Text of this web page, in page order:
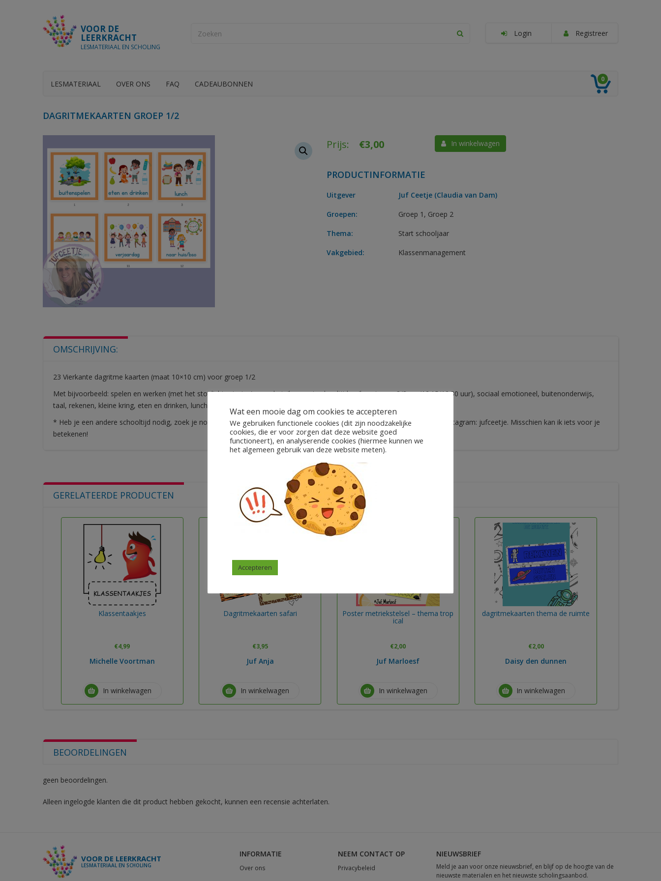
VOOR DE
LEERKRACHT
LESMATERIAAL EN SCHOLING
Login Registreer
LESMATERIAAL OVER ONS FAQ CADEAUBONNEN
0
DAGRITMEKAARTEN GROEP 1/2
Prijs: €3,00 In winkelwagen
PRODUCTINFORMATIE
Uitgever Juf Ceetje (Claudia van Dam)
Groepen: Groep 1 , Groep 2
Thema: Start schooljaar
Vakgebied: Klassenmanagement
OMSCHRIJVING:
23 Vierkante dagritme kaarten (maat 10×10 cm) voor groep 1/2
Met bijvoorbeeld: spelen en werken (met het stoplicht principe), naar huis/bso met schooltijden (kwart voor 3/3 uur/12.15/12.30 uur), sociaal emotioneel, buitenonderwijs,
taal, rekenen, kleine kring, eten en drinken, lunch en nog meer!
* Heb je een andere schooltijd nodig, zoek je nog een dagritmekaart die hier niet tussen staat? Neem even contact op via Instagram: jufceetje. Misschien kan ik iets voor je
betekenen!
GERELATEERDE PRODUCTEN
Klassentaakjes
€4,99
Michelle Voortman
In winkelwagen
Dagritmekaarten safari
€3,95
Juf Anja
In winkelwagen
Poster metriekstelsel – thema trop
ical
€2,00
Juf Marloesf
In winkelwagen
dagritmekaarten thema de ruimte
€2,00
Daisy den dunnen
In winkelwagen
BEOORDELINGEN
geen beoordelingen.
Alleen ingelogde klanten die dit product hebben gekocht, kunnen een recensie achterlaten.
VOOR DE LEERKRACHT
LESMATERIAAL EN SCHOLING
INFORMATIE
Over ons
NEEM CONTACT OP
Privacybeleid
NIEUWSBRIEF
Meld je aan voor onze nieuwsbrief, en blijf op de hoogte van de
nieuwste materialen en het nieuwste scholingsaanbod.
Wat een mooie dag om cookies te accepteren
We gebruiken functionele cookies (dit zijn noodzakelijke
cookies, die er voor zorgen dat deze website goed
functioneert), en analyserende cookies (hiermee kunnen we
het algemeen gebruik van deze website meten).
Accepteren